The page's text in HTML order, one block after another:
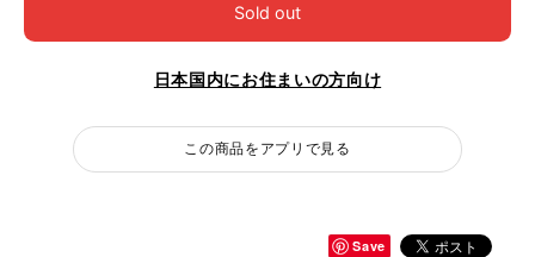
Sold out
日本国内にお住まいの方向け
この商品をアプリで見る
Save